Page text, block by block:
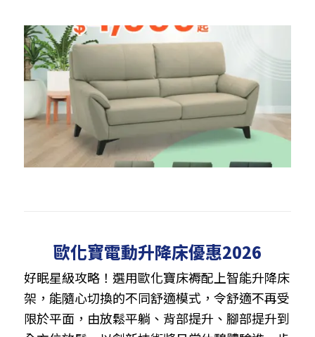
歐化寶電動升降床優惠2026
好眠星級攻略！選用歐化寶床褥配上智能升降床
架，能隨心切換的不同舒適模式，令舒適不再受
限於平面，由放鬆平躺、背部提升、腳部提升到